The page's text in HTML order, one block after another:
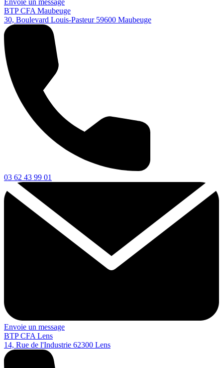
Envoie un message
BTP CFA Maubeuge
30, Boulevard Louis-Pasteur 59600 Maubeuge
03 62 43 99 01
Envoie un message
BTP CFA Lens
14, Rue de l'Industrie 62300 Lens